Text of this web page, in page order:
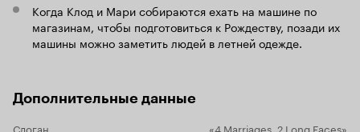
Когда Клод и Мари собираются ехать на машине по
магазинам, чтобы подготовиться к Рождеству, позади их
машины можно заметить людей в летней одежде.
Дополнительные данные
Слоган
«4 Marriages, 2 Long Faces»